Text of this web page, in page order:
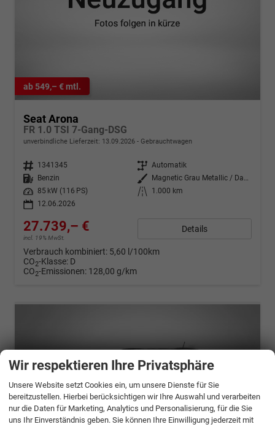
ab 549,– € mtl.
Seat Arona
FR 1.0 TSI 7-Gang-DSG
unverbindliche Lieferzeit: 13.09.2026 Gebrauchtwagen
Fahrzeugnr. 1341345 Getriebe Automatik
Kraftstoff
Benzin Außenfarbe
Magnetic Grau Metallic / Dach in Midnight Schwarz Metallic
Leistung
85 kW (116 PS) Kilometerstand
1.000 km
12.06.2026
27.739,– €
incl. 19% MwSt.
Details
Verbrauch kombiniert: 5,60 l/100km
CO2-Klasse: D
CO2-Emissionen: 128,00 g/km
Wir respektieren Ihre Privatsphäre
Unsere Website setzt Cookies ein, um unsere Dienste für Sie
bereitzustellen. Hierbei berücksichtigen wir Ihre Auswahl und verarbeiten
nur die Daten für Marketing, Analytics und Personalisierung, für die Sie
uns Ihr Einverständnis geben. Sie können Ihre Einwilligung jederzeit mit